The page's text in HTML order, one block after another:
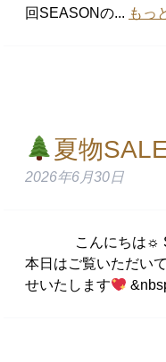
回SEASONの... もっ
夏物
2026年6月30日
こんにちは☼
本日はご覧いただい
せいたします